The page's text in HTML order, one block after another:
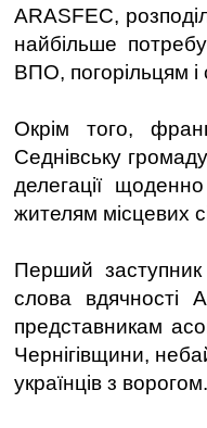
ARASFEC,
найбільше
ВПО, погорільцям
Окрім того,
Седнівську
делегації
жителям місцевих
Перший
слова вдячності
представникам
Чернігівщини,
українців з ворогом.